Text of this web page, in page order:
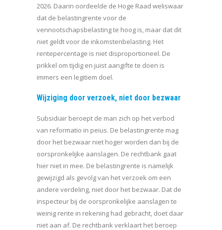
2026. Daarin oordeelde de Hoge Raad weliswaar
dat de belastingrente voor de
vennootschapsbelasting te hoog is, maar dat dit
niet geldt voor de inkomstenbelasting. Het
rentepercentage is niet disproportioneel. De
prikkel om tijdig en juist aangifte te doen is
immers een legitiem doel.
Wijziging door verzoek, niet door bezwaar
Subsidiair beroept de man zich op het verbod
van reformatio in peius. De belastingrente mag
door het bezwaar niet hoger worden dan bij de
oorspronkelijke aanslagen. De rechtbank gaat
hier niet in mee. De belastingrente is namelijk
gewijzigd als gevolg van het verzoek om een
andere verdeling, niet door het bezwaar. Dat de
inspecteur bij de oorspronkelijke aanslagen te
weinig rente in rekening had gebracht, doet daar
niet aan af. De rechtbank verklaart het beroep